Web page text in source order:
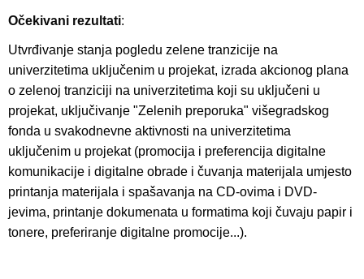
Očekivani rezultati:
Utvrđivanje stanja pogledu zelene tranzicije na
univerzitetima uključenim u projekat, izrada akcionog plana
o zelenoj tranziciji na univerzitetima koji su uključeni u
projekat, uključivanje "Zelenih preporuka" višegradskog
fonda u svakodnevne aktivnosti na univerzitetima
uključenim u projekat (promocija i preferencija digitalne
komunikacije i digitalne obrade i čuvanja materijala umjesto
printanja materijala i spašavanja na CD-ovima i DVD-
jevima, printanje dokumenata u formatima koji čuvaju papir i
tonere, preferiranje digitalne promocije...).